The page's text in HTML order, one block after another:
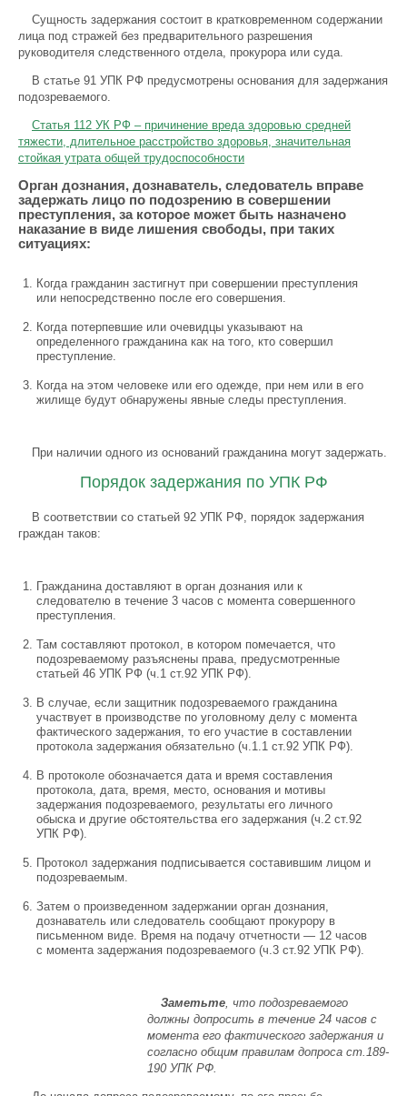
Сущность задержания состоит в кратковременном содержании
лица под стражей без предварительного разрешения
руководителя следственного отдела, прокурора или суда.
В статье 91 УПК РФ предусмотрены основания для задержания
подозреваемого.
Статья 112 УК РФ – причинение вреда здоровью средней
тяжести, длительное расстройство здоровья, значительная
стойкая утрата общей трудоспособности
Орган дознания, дознаватель, следователь вправе
задержать лицо по подозрению в совершении
преступления, за которое может быть назначено
наказание в виде лишения свободы, при таких
ситуациях:
Когда гражданин застигнут при совершении преступления
или непосредственно после его совершения.
Когда потерпевшие или очевидцы указывают на
определенного гражданина как на того, кто совершил
преступление.
Когда на этом человеке или его одежде, при нем или в его
жилище будут обнаружены явные следы преступления.
При наличии одного из оснований гражданина могут задержать.
Порядок задержания по УПК РФ
В соответствии со статьей 92 УПК РФ, порядок задержания
граждан таков:
Гражданина доставляют в орган дознания или к
следователю в течение 3 часов с момента совершенного
преступления.
Там составляют протокол, в котором помечается, что
подозреваемому разъяснены права, предусмотренные
статьей 46 УПК РФ (ч.1 ст.92 УПК РФ).
В случае, если защитник подозреваемого гражданина
участвует в производстве по уголовному делу с момента
фактического задержания, то его участие в составлении
протокола задержания обязательно (ч.1.1 ст.92 УПК РФ).
В протоколе обозначается дата и время составления
протокола, дата, время, место, основания и мотивы
задержания подозреваемого, результаты его личного
обыска и другие обстоятельства его задержания (ч.2 ст.92
УПК РФ).
Протокол задержания подписывается составившим лицом и
подозреваемым.
Затем о произведенном задержании орган дознания,
дознаватель или следователь сообщают прокурору в
письменном виде. Время на подачу отчетности — 12 часов
с момента задержания подозреваемого (ч.3 ст.92 УПК РФ).
Заметьте, что подозреваемого
должны допросить в течение 24 часов с
момента его фактического задержания и
согласно общим правилам допроса ст.189-
190 УПК РФ.